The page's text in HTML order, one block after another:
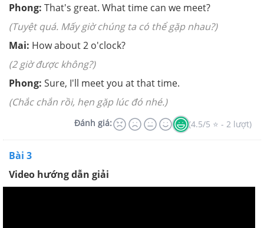
Phong: That's great. What time can we meet?
(Tuyệt quá. Mấy giờ chúng ta có thể gặp nhau?)
Mai: How about 2 o'clock?
(2 giờ được không?)
Phong: Sure, I'll meet you at that time.
(Chắc chắn rồi, hẹn gặp lúc đó nhé.)
Đánh giá: (4.5/5 ⭐ - 2 lượt)
Bài 3
Video hướng dẫn giải